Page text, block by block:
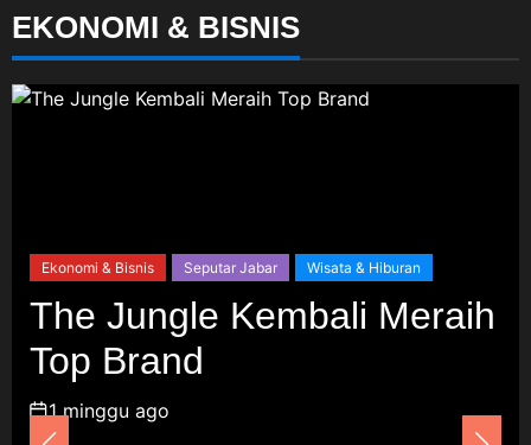
Karawang Optimistis Songsong
Pemilu 2029
7 Agustus 2026
Karawang Menginspirasi
Cellica Nurachadiana terhadap
EKONOMI & BISNIS
& Bisnis Seputar Jabar Wisata & Hiburan
Jungle Kembali Meraih
Brand
ago
Asri
2